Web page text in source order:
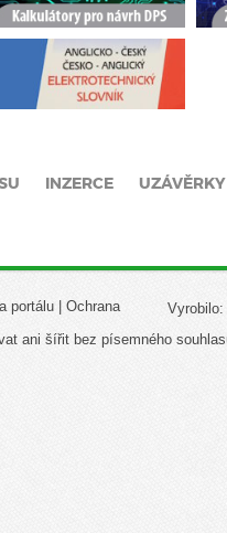
INZERCE UZÁVĚRKY
Vyrobilo:
portálu
Ochrana
ani šířit bez písemného